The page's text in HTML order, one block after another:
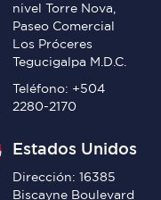
nivel Torre Nova,
Paseo Comercial
Los Próceres
Tegucigalpa M.D.C.
Teléfono: +504
2280-2170
Estados Unidos
Dirección: 16385
Biscayne Boulevard